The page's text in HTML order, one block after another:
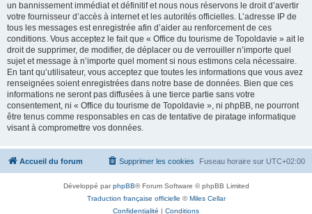
un bannissement immédiat et définitif et nous nous réservons le droit d’avertir
votre fournisseur d’accès à internet et les autorités officielles. L’adresse IP de
tous les messages est enregistrée afin d’aider au renforcement de ces
conditions. Vous acceptez le fait que « Office du tourisme de Topoldavie » ait le
droit de supprimer, de modifier, de déplacer ou de verrouiller n’importe quel
sujet et message à n’importe quel moment si nous estimons cela nécessaire.
En tant qu’utilisateur, vous acceptez que toutes les informations que vous avez
renseignées soient enregistrées dans notre base de données. Bien que ces
informations ne seront pas diffusées à une tierce partie sans votre
consentement, ni « Office du tourisme de Topoldavie », ni phpBB, ne pourront
être tenus comme responsables en cas de tentative de piratage informatique
visant à compromettre vos données.
Accueil du forum Fuseau horaire sur UTC+02:00
Supprimer les cookies
Développé parphpBB® Forum Software © phpBB Limited
Traduction française officielle ©Miles Cellar
Confidentialité | Conditions